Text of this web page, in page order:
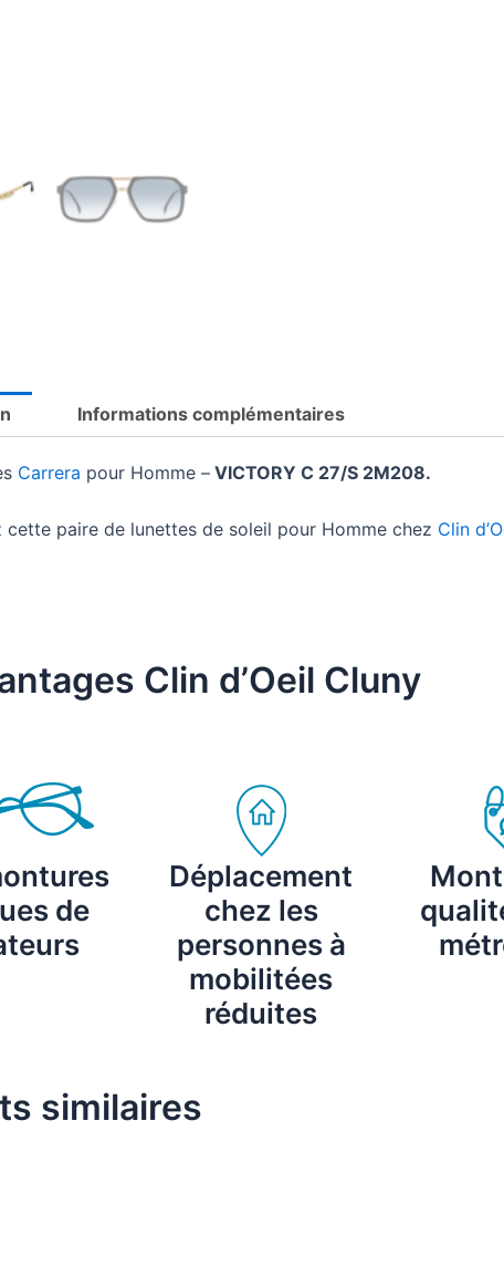
Informations complémentaires
Carrera pour Homme – VICTORY C 27/S 2M208.
cette paire de lunettes de soleil pour Homme chez Clin
Clin d’Oeil Cluny
de
Déplacement
chez les
personnes à
mobilitées
réduites
similaires